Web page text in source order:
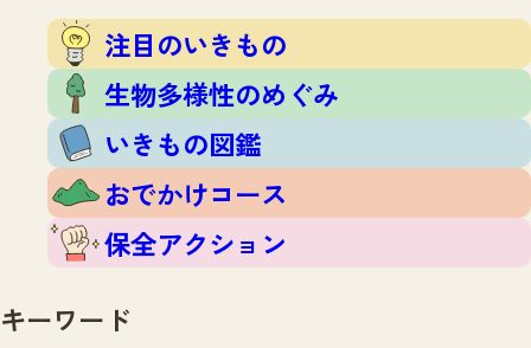
おでかけコース
保全アクション
調査レポートTOP
調査結果
ふくおかいきものマップ
マッチング
マッチングTOP
掲載申し込みフォーム
お問合せ
注目のいきもの
生物多様性のめぐみ
いきもの図鑑
おでかけコース
保全アクション
キーワード